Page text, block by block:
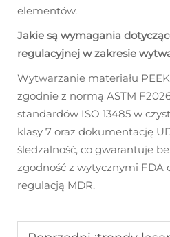
elementów.
Jakie są wymagania
regulacyjnej w zakresie
Wytwarzanie materiału
zgodnie z normą ASTM
standardów ISO 13485 w
klasy 7 oraz dokumentację
śledzalność, co gwarantuje
zgodność z wytycznymi FDA
regulacją MDR.